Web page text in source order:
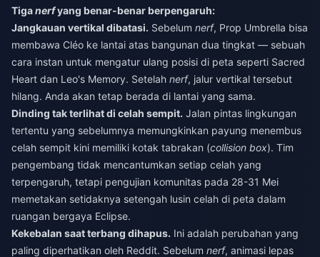
Tiganerfyang benar-benar berpengaruh:
Jangkauan vertikal dibatasi. Sebelum nerf, Prop Umbrella bisa
membawa Cléo ke lantai atas bangunan dua tingkat — sebuah
cara instan untuk mengatur ulang posisi di peta seperti Sacred
Heart dan Leo's Memory. Setelah nerf, jalur vertikal tersebut
hilang. Anda akan tetap berada di lantai yang sama.
Dinding tak terlihat di celah sempit. Jalan pintas lingkungan
tertentu yang sebelumnya memungkinkan payung menembus
celah sempit kini memiliki kotak tabrakan (collision box). Tim
pengembang tidak mencantumkan setiap celah yang
terpengaruh, tetapi pengujian komunitas pada 28-31 Mei
memetakan setidaknya setengah lusin celah di peta dalam
ruangan bergaya Eclipse.
Kekebalan saat terbang dihapus. Ini adalah perubahan yang
paling diperhatikan oleh Reddit. Sebelum nerf, animasi lepas